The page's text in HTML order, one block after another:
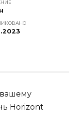
Horizont